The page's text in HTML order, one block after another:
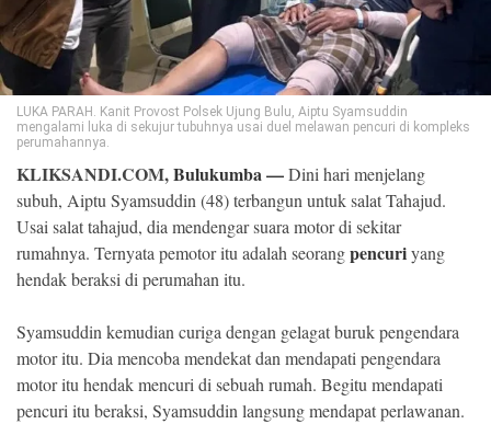
©
Copyright
2026
Klik
Sandi
-
right
reserved
LUKA PARAH. Kanit Provost Polsek Ujung Bulu, Aiptu Syamsuddin
mengalami luka di sekujur tubuhnya usai duel melawan pencuri di kompleks
perumahannya.
KLIKSANDI.COM,Bulukumba —Dini hari menjelang
subuh, Aiptu Syamsuddin (48) terbangun untuk salat Tahajud.
Usai salat tahajud, dia mendengar suara motor di sekitar
rumahnya. Ternyata pemotor itu adalah seorangpencuriyang
hendak beraksi di perumahan itu.
Syamsuddin kemudian curiga dengan gelagat buruk pengendara
motor itu. Dia mencoba mendekat dan mendapati pengendara
motor itu hendak mencuri di sebuah rumah. Begitu mendapati
pencuri itu beraksi, Syamsuddin langsung mendapat perlawanan.